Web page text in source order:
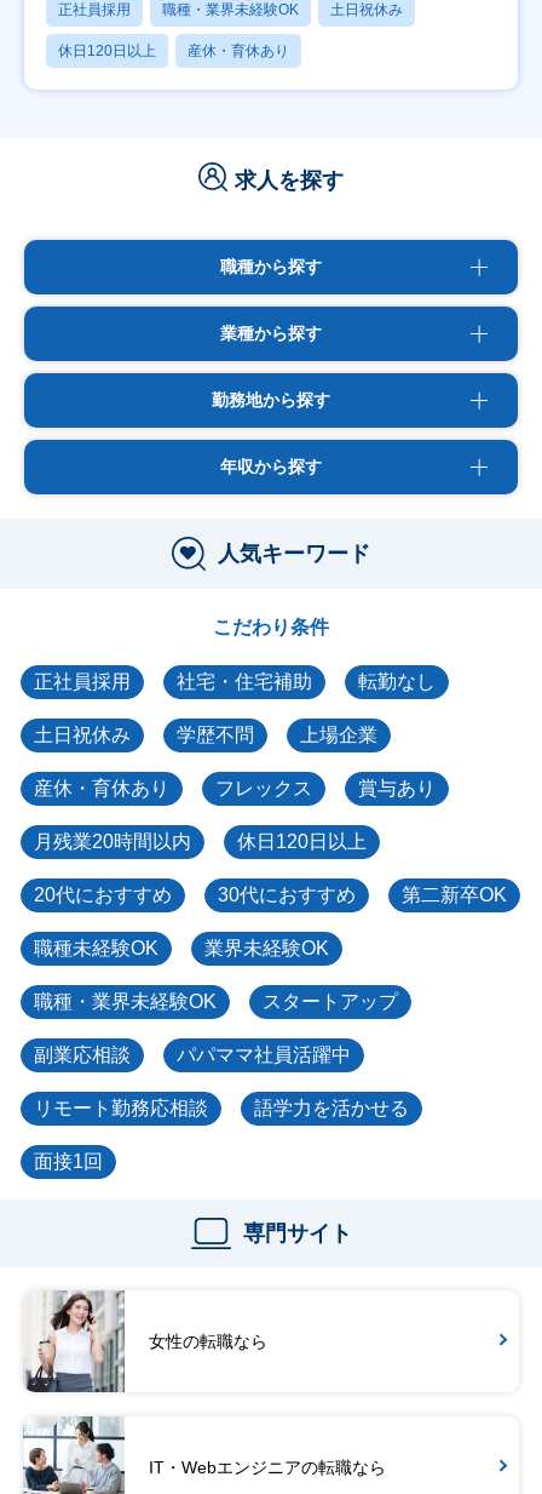
正社員採用 職種・業界未経験OK 土日祝休み
休日120日以上 産休・育休あり
求人を探す
職種から探す
業種から探す
勤務地から探す
年収から探す
人気キーワード
こだわり条件
正社員採用 社宅・住宅補助 転勤なし
土日祝休み 学歴不問 上場企業
産休・育休あり フレックス 賞与あり
月残業20時間以内 休日120日以上
20代におすすめ 30代におすすめ 第二新卒OK
職種未経験OK 業界未経験OK
職種・業界未経験OK スタートアップ
副業応相談 パパママ社員活躍中
リモート勤務応相談 語学力を活かせる
面接1回
専門サイト
女性の転職なら
IT・Webエンジニアの転職なら